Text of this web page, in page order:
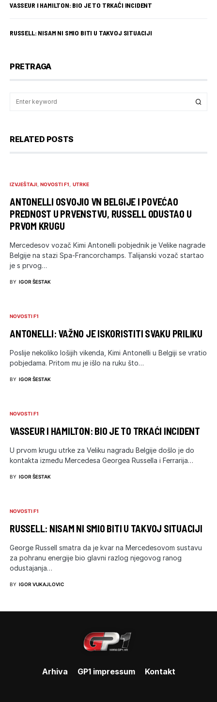
VASSEUR I HAMILTON: BIO JE TO TRKAĆI INCIDENT
RUSSELL: NISAM NI SMIO BITI U TAKVOJ SITUACIJI
PRETRAGA
RELATED POSTS
IZVJEŠTAJI NOVOSTI F1 UTRKE
ANTONELLI OSVOJIO VN BELGIJE I POVEĆAO
PREDNOST U PRVENSTVU, RUSSELL ODUSTAO U
PRVOM KRUGU
Mercedesov vozač Kimi Antonelli pobjednik je Velike nagrade
Belgije na stazi Spa-Francorchamps. Talijanski vozač startao
je s prvog…
BY IGOR ŠESTAK
NOVOSTI F1
ANTONELLI: VAŽNO JE ISKORISTITI SVAKU PRILIKU
Poslije nekoliko lošijih vikenda, Kimi Antonelli u Belgiji se vratio
pobjedama. Pritom mu je išlo na ruku što…
BY IGOR ŠESTAK
NOVOSTI F1
VASSEUR I HAMILTON: BIO JE TO TRKAĆI INCIDENT
U prvom krugu utrke za Veliku nagradu Belgije došlo je do
kontakta između Mercedesa Georgea Russella i Ferrarija…
BY IGOR ŠESTAK
NOVOSTI F1
RUSSELL: NISAM NI SMIO BITI U TAKVOJ SITUACIJI
George Russell smatra da je kvar na Mercedesovom sustavu
za pohranu energije bio glavni razlog njegovog ranog
odustajanja…
BY IGOR VUKAJLOVIC
Arhiva GP1 impressum Kontakt